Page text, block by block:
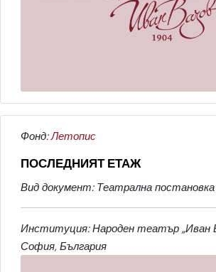
Фонд:Летопис
ПОСЛЕДНИЯТ ЕТАЖ
Вид документ: Театрална постановка
Институция: Народен театър „Иван
София, България